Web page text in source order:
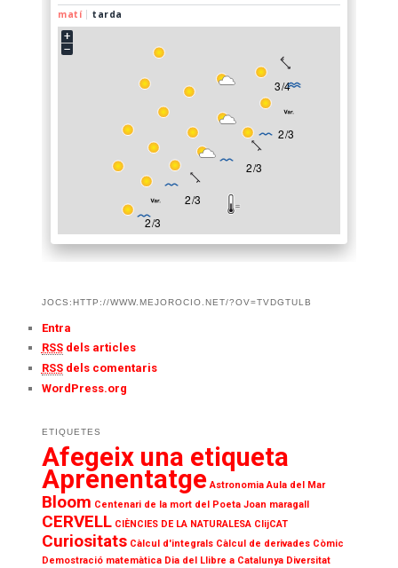
JOCS:HTTP://WWW.MEJOROCIO.NET/?OV=TVDGTULB
Entra
RSSdels articles
RSSdels comentaris
WordPress.org
ETIQUETES
Afegeix una etiqueta
Aprenentatge Astronomia Aula del Mar
Bloom Centenari de la mort del Poeta Joan maragall
CERVELL CIÈNCIES DE LA NATURALESA ClijCAT
Curiositats Càlcul d'integrals Càlcul de derivades Còmic
Demostració matemàtica Dia del Llibre a Catalunya Diversitat